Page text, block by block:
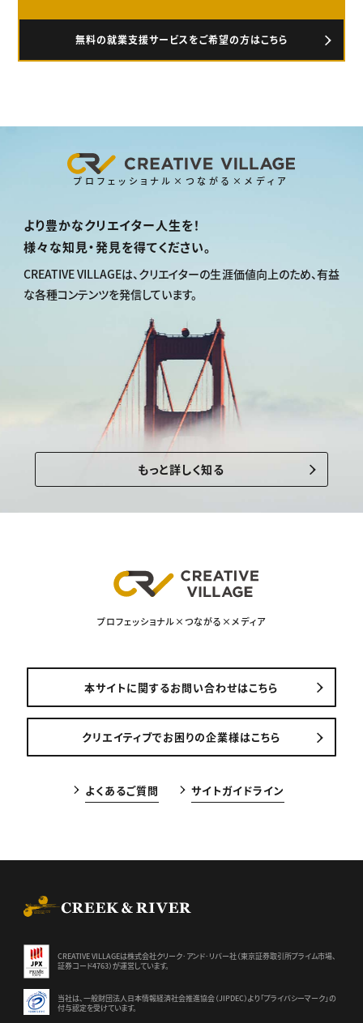
無料の就業支援サービスをご希望の方はこちら
プロフェッショナル×つながる×メディア
より豊かなクリエイター人生を！
様々な知見・発見を得てください。
CREATIVE VILLAGEは、 クリエイターの生涯価値向上のため、有益
な各種コンテンツを発信しています。
もっと詳しく知る
プロフェッショナル×つながる×メディア
本サイトに関するお問い合わせはこちら
クリエイティブでお困りの企業様はこちら
よくあるご質問 サイトガイドライン
CREATIVE VILLAGEは株式会社クリーク･アンド･リバー社（東京証券取引所プライム市場、
証券コード4763）が運営しています。
当社は、一般財団法人日本情報経済社会推進協会（JIPDEC）より 「プライバシーマーク」の
付与認定を受けています。